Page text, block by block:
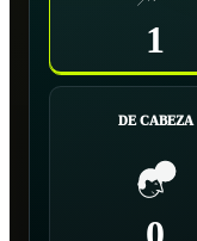
1
DE CABEZA